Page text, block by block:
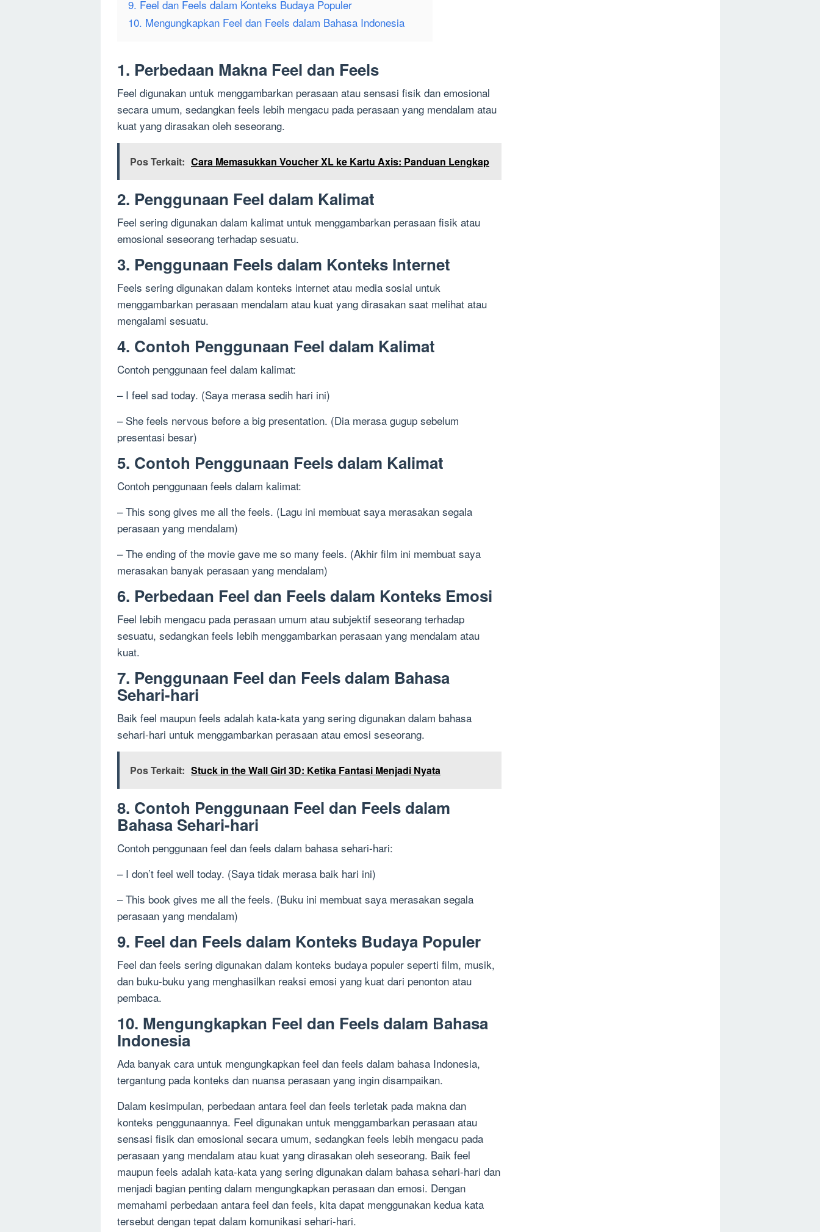
9. Feel dan Feels dalam Konteks Budaya Populer
10. Mengungkapkan Feel dan Feels dalam Bahasa Indonesia
1. Perbedaan Makna Feel dan Feels
Feel digunakan untuk menggambarkan perasaan atau sensasi fisik dan emosional
secara umum, sedangkan feels lebih mengacu pada perasaan yang mendalam atau
kuat yang dirasakan oleh seseorang.
Pos Terkait: Cara Memasukkan Voucher XL ke Kartu Axis: Panduan Lengkap
2. Penggunaan Feel dalam Kalimat
Feel sering digunakan dalam kalimat untuk menggambarkan perasaan fisik atau
emosional seseorang terhadap sesuatu.
3. Penggunaan Feels dalam Konteks Internet
Feels sering digunakan dalam konteks internet atau media sosial untuk
menggambarkan perasaan mendalam atau kuat yang dirasakan saat melihat atau
mengalami sesuatu.
4. Contoh Penggunaan Feel dalam Kalimat
Contoh penggunaan feel dalam kalimat:
– I feel sad today. (Saya merasa sedih hari ini)
– She feels nervous before a big presentation. (Dia merasa gugup sebelum
presentasi besar)
5. Contoh Penggunaan Feels dalam Kalimat
Contoh penggunaan feels dalam kalimat:
– This song gives me all the feels. (Lagu ini membuat saya merasakan segala
perasaan yang mendalam)
– The ending of the movie gave me so many feels. (Akhir film ini membuat saya
merasakan banyak perasaan yang mendalam)
6. Perbedaan Feel dan Feels dalam Konteks Emosi
Feel lebih mengacu pada perasaan umum atau subjektif seseorang terhadap
sesuatu, sedangkan feels lebih menggambarkan perasaan yang mendalam atau
kuat.
7. Penggunaan Feel dan Feels dalam Bahasa
Sehari-hari
Baik feel maupun feels adalah kata-kata yang sering digunakan dalam bahasa
sehari-hari untuk menggambarkan perasaan atau emosi seseorang.
Pos Terkait: Stuck in the Wall Girl 3D: Ketika Fantasi Menjadi Nyata
8. Contoh Penggunaan Feel dan Feels dalam
Bahasa Sehari-hari
Contoh penggunaan feel dan feels dalam bahasa sehari-hari:
– I don’t feel well today. (Saya tidak merasa baik hari ini)
– This book gives me all the feels. (Buku ini membuat saya merasakan segala
perasaan yang mendalam)
9. Feel dan Feels dalam Konteks Budaya Populer
Feel dan feels sering digunakan dalam konteks budaya populer seperti film, musik,
dan buku-buku yang menghasilkan reaksi emosi yang kuat dari penonton atau
pembaca.
10. Mengungkapkan Feel dan Feels dalam Bahasa
Indonesia
Ada banyak cara untuk mengungkapkan feel dan feels dalam bahasa Indonesia,
tergantung pada konteks dan nuansa perasaan yang ingin disampaikan.
Dalam kesimpulan, perbedaan antara feel dan feels terletak pada makna dan
konteks penggunaannya. Feel digunakan untuk menggambarkan perasaan atau
sensasi fisik dan emosional secara umum, sedangkan feels lebih mengacu pada
perasaan yang mendalam atau kuat yang dirasakan oleh seseorang. Baik feel
maupun feels adalah kata-kata yang sering digunakan dalam bahasa sehari-hari dan
menjadi bagian penting dalam mengungkapkan perasaan dan emosi. Dengan
memahami perbedaan antara feel dan feels, kita dapat menggunakan kedua kata
tersebut dengan tepat dalam komunikasi sehari-hari.